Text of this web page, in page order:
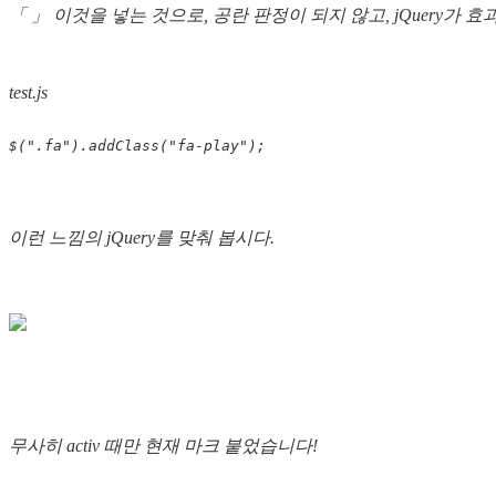
「 」 이것을 넣는 것으로, 공란 판정이 되지 않고, jQuery가 효
test.js
$ ( " .fa " ). addClass ( " fa-play" );
이런 느낌의 jQuery를 맞춰 봅시다.
무사히 activ 때만 현재 마크 붙었습니다!